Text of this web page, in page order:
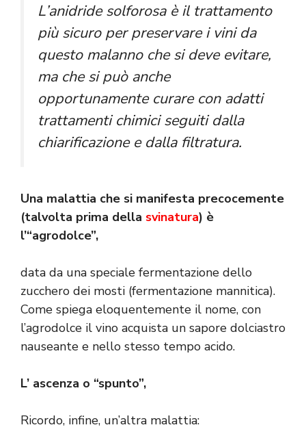
L’anidride solforosa è il trattamento
più sicuro per preservare i vini da
questo malanno che si deve evitare,
ma che si può anche
opportunamente curare con adatti
trattamenti chimici seguiti dalla
chiarificazione e dalla filtratura.
Una malattia che si manifesta precocemente
(talvolta prima della svinatura) è
l’“agrodolce”,
data da una speciale fermentazione dello
zucchero dei mosti (fermentazione mannitica).
Come spiega eloquentemente il nome, con
l’agrodolce il vino acquista un sapore dolciastro
nauseante e nello stesso tempo acido.
L’ ascenza o “spunto”,
Ricordo, infine, un’altra malattia: